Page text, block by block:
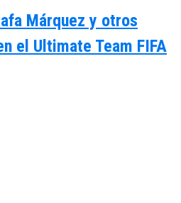
Márquez y otros
el Ultimate Team FIFA